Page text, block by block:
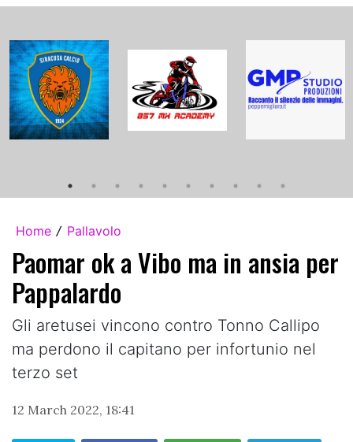
Home / Pallavolo
Paomar ok a Vibo ma in ansia per
Pappalardo
Gli aretusei vincono contro Tonno Callipo
ma perdono il capitano per infortunio nel
terzo set
12 March 2022, 18:41